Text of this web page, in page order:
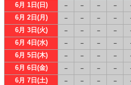
6月 1日(日)
－ － － －
6月 2日(月) － － － －
6月 3日(火) － － － －
6月 4日(水) － － － －
6月 5日(木) － － － －
6月 6日(金) － － － －
6月 7日(土) － － － －